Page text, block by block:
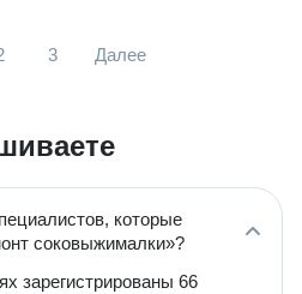
3 Далее
которые
соковыжималки»?
зарегистрированы 66